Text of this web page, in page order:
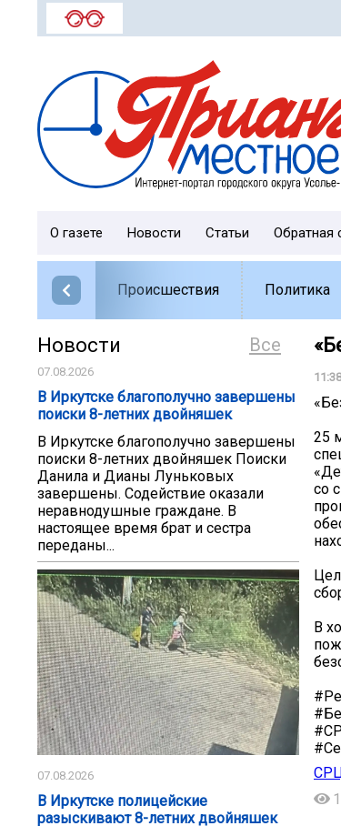
О газете Новости Статьи Обратная
Происшествия Политика
Все
Новости
07.08.2026
️В Иркутске благополучно завершены
поиски 8-летних двойняшек
️В Иркутске благополучно завершены
поиски 8-летних двойняшек Поиски
Данила и Дианы Луньковых
завершены. Содействие оказали
неравнодушные граждане. В
настоящее время брат и сестра
переданы...
07.08.2026
В Иркутске полицейские
разыскивают 8-летних двойняшек
11:38
25
со
В